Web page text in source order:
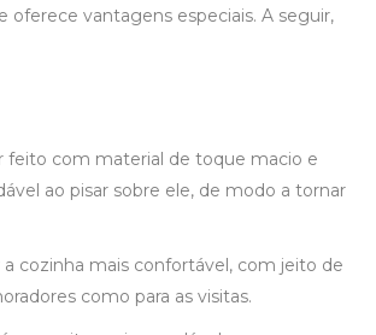
vantagens especiais. A seguir,
feito com material de toque macio e
ao pisar sobre ele, de modo a tornar
cozinha mais confortável, com jeito de
como para as visitas.